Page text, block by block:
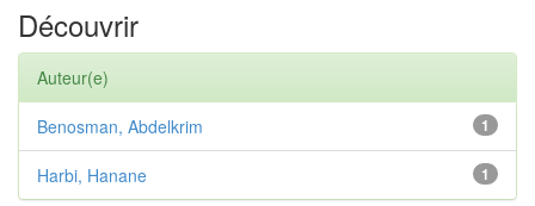
Découvrir
Auteur(e)
1
Benosman, Abdelkrim
1
Harbi, Hanane